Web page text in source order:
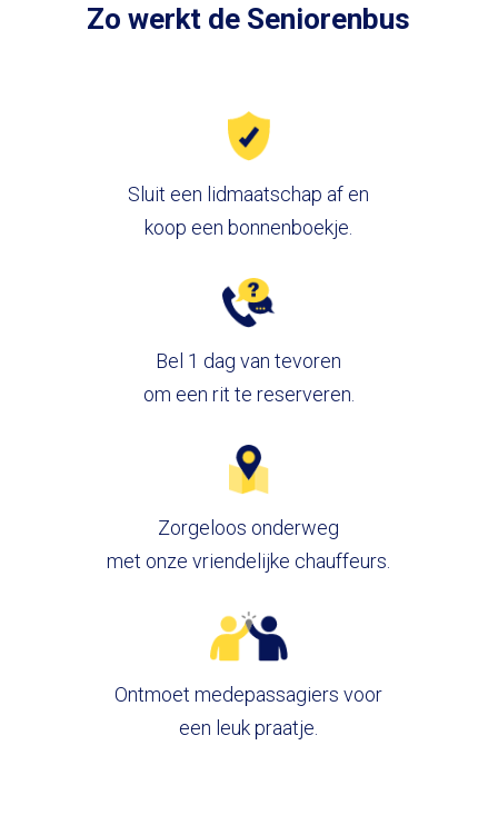
Zo werkt de Seniorenbus
Sluit een lidmaatschap af en
koop een bonnenboekje.
Bel 1 dag van tevoren
om een rit te reserveren.
Zorgeloos onderweg
met onze vriendelijke chauffeurs.
Ontmoet medepassagiers voor
een leuk praatje.